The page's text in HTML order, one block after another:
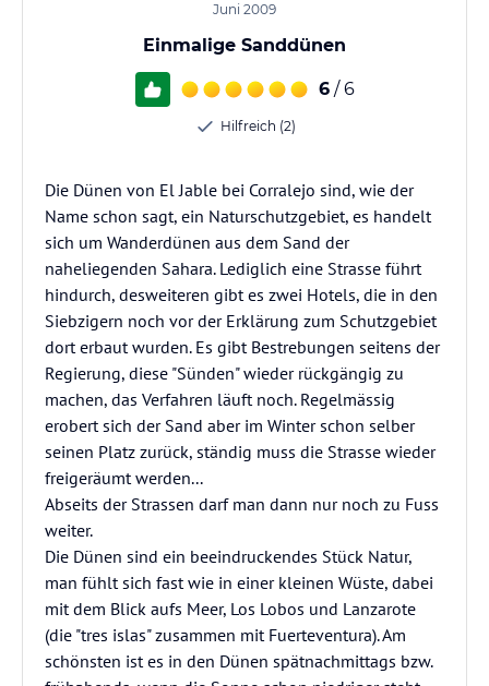
Juni 2009
Einmalige Sanddünen
6 / 6
Hilfreich (2)
Die Dünen von El Jable bei Corralejo sind, wie der
Name schon sagt, ein Naturschutzgebiet, es handelt
sich um Wanderdünen aus dem Sand der
naheliegenden Sahara. Lediglich eine Strasse führt
hindurch, desweiteren gibt es zwei Hotels, die in den
Siebzigern noch vor der Erklärung zum Schutzgebiet
dort erbaut wurden. Es gibt Bestrebungen seitens der
Regierung, diese "Sünden" wieder rückgängig zu
machen, das Verfahren läuft noch. Regelmässig
erobert sich der Sand aber im Winter schon selber
seinen Platz zurück, ständig muss die Strasse wieder
freigeräumt werden...
Abseits der Strassen darf man dann nur noch zu Fuss
weiter.
Die Dünen sind ein beeindruckendes Stück Natur,
man fühlt sich fast wie in einer kleinen Wüste, dabei
mit dem Blick aufs Meer, Los Lobos und Lanzarote
(die "tres islas" zusammen mit Fuerteventura). Am
schönsten ist es in den Dünen spätnachmittags bzw.